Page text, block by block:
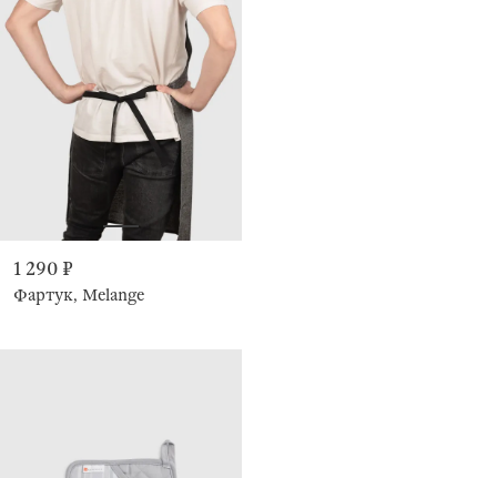
1 290 ₽
Фартук, Melange